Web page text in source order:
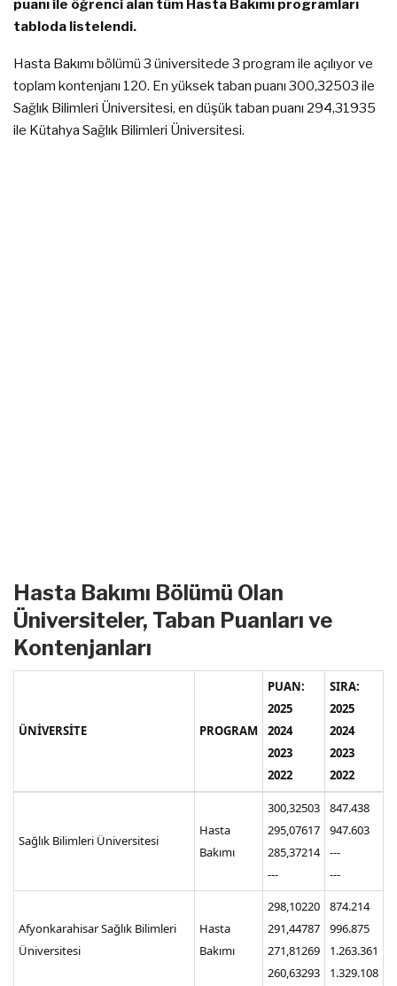
puanı ile öğrenci alan tüm Hasta Bakımı programları
tabloda listelendi.
Hasta Bakımı bölümü 3 üniversitede 3 program ile açılıyor ve
toplam kontenjanı 120. En yüksek taban puanı 300,32503 ile
Sağlık Bilimleri Üniversitesi, en düşük taban puanı 294,31935
ile Kütahya Sağlık Bilimleri Üniversitesi.
Hasta Bakımı Bölümü Olan
Üniversiteler, Taban Puanları ve
Kontenjanları
ÜNİVERSİTE PROGRAM
PUAN:
2025
2024
2023
2022
SIRA:
2025
2024
2023
2022
Sağlık Bilimleri Üniversitesi
Hasta
Bakımı
300,32503
295,07617
285,37214
---
847.438
947.603
---
---
Afyonkarahisar Sağlık Bilimleri
Üniversitesi
Hasta
Bakımı
298,10220
291,44787
271,81269
260,63293
874.214
996.875
1.263.361
1.329.108